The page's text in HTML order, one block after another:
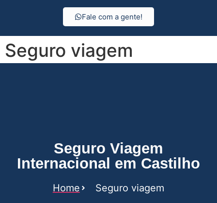
Fale com a gente!
Seguro viagem
Seguro Viagem
Internacional em Castilho
Home Seguro viagem